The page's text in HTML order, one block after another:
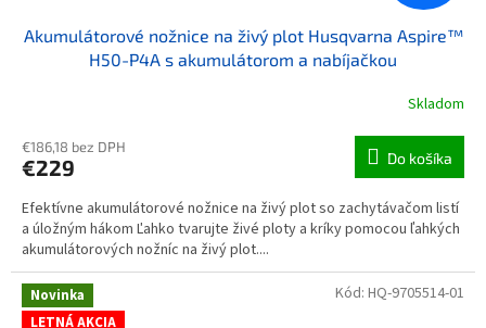
Akumulátorové nožnice na živý plot Husqvarna Aspire™
H50-P4A s akumulátorom a nabíjačkou
Skladom
€186,18 bez DPH
€229 Do košíka
Efektívne akumulátorové nožnice na živý plot so zachytávačom listí
a úložným hákom Ľahko tvarujte živé ploty a kríky pomocou ľahkých
akumulátorových nožníc na živý plot....
Novinka
LETNÁ AKCIA
Kód: HQ-9705514-01